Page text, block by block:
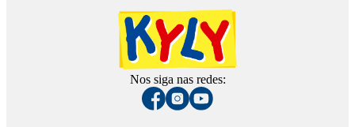
Nos siga nas redes: